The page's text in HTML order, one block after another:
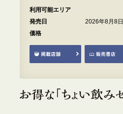
利用可能エリア
発売日
2026年8月8日
価格